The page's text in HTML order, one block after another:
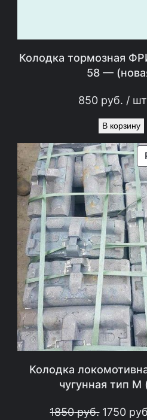
Колодка тормозная
58 —
850руб. /
В корзину
Колодка
чугунная тип М
1850руб. П
1750